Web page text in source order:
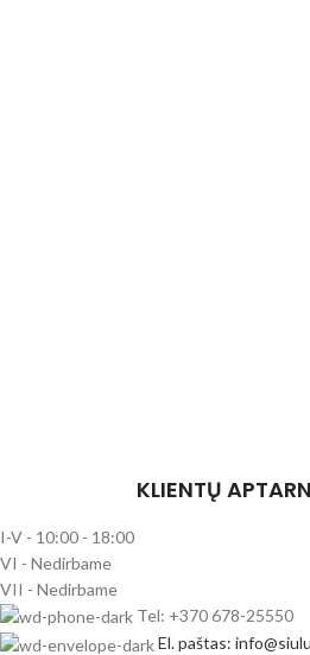
KLIENTŲ
I-V - 10:00 - 18:00
VI - Nedirbame
VII - Nedirbame
Tel: +370 678-25550
El. paštas: